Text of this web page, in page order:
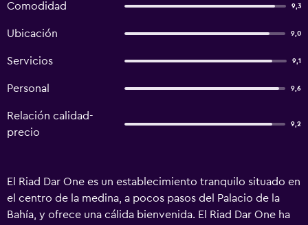
Comodidad 9,3
Ubicación 9,0
Servicios 9,1
Personal 9,6
Relación calidad-
precio
9,2
El Riad Dar One es un establecimiento tranquilo situado en
el centro de la medina, a pocos pasos del Palacio de la
Bahía, y ofrece una cálida bienvenida. El Riad Dar One ha